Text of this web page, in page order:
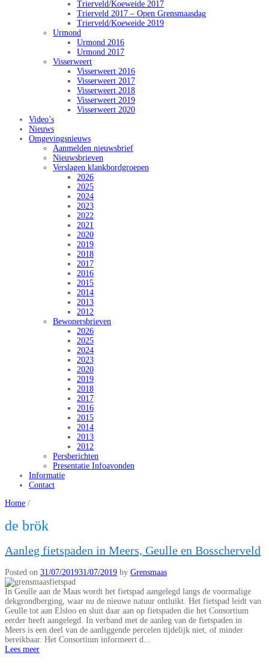
Trierveld/Koeweide 2017
Trierveld 2017 – Open Grensmaasdag
Trierveld/Koeweide 2019
Urmond
Urmond 2016
Urmond 2017
Visserweert
Visserweert 2016
Visserweert 2017
Visserweert 2018
Visserweert 2019
Visserweert 2020
Video’s
Nieuws
Omgevingsnieuws
Aanmelden nieuwsbrief
Nieuwsbrieven
Verslagen klankbordgroepen
2026
2025
2024
2023
2022
2021
2020
2019
2018
2017
2016
2015
2014
2013
2012
Bewonersbrieven
2026
2025
2024
2023
2020
2019
2018
2017
2016
2015
2014
2013
2012
Persberichten
Presentatie Infoavonden
Informatie
Contact
Home /
de brök
Aanleg fietspaden in Meers, Geulle en Bosscherveld
Posted on 31/07/201931/07/2019 by Grensmaas
In Geulle aan de Maas wordt het fietspad aangelegd langs de voormalige
dekgrondberging, waar nu de nieuwe natuur ontluikt. Het fietspad leidt van
Geulle tot aan Elsloo en sluit daar aan op fietspaden die het Consortium
eerder heeft aangelegd. In verband met de aanleg van de fietspaden in
Meers is een deel van de aanliggende percelen tijdelijk niet, of minder
bereikbaar. Het Consortium informeert d...
Lees meer